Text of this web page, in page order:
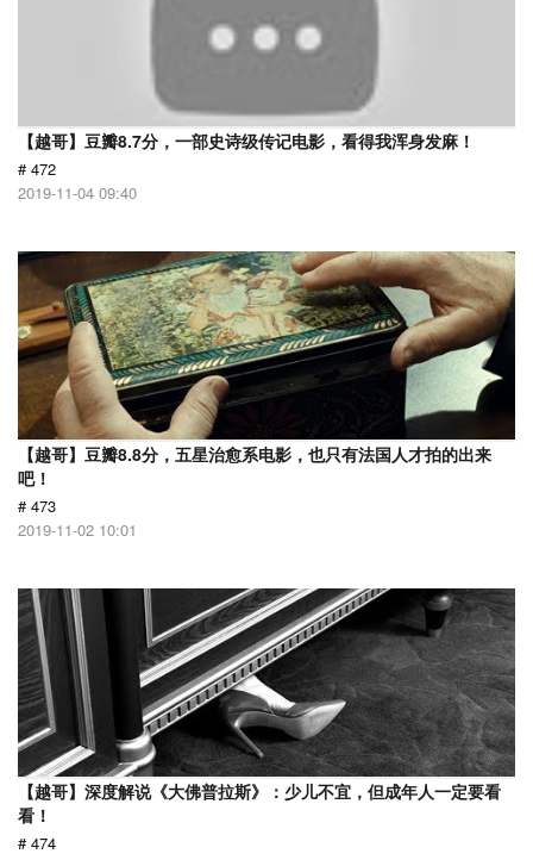
【越哥】豆瓣8.7分，一部史诗级传记电影，看得我浑身发麻！
# 472
2019-11-04 09:40
【越哥】豆瓣8.8分，五星治愈系电影，也只有法国人才拍的出来
吧！
# 473
2019-11-02 10:01
【越哥】深度解说《大佛普拉斯》：少儿不宜，但成年人一定要看
看！
# 474